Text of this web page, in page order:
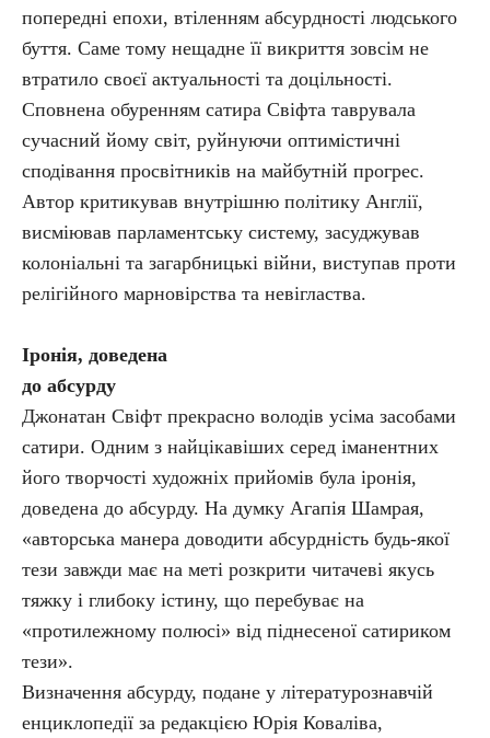
попередні епохи, втіленням абсурдності людського
буття. Саме тому нещадне її викриття зовсім не
втратило своєї актуальності та доцільності.
Сповнена обуренням сатира Свіфта таврувала
сучасний йому світ, руйнуючи оптимістичні
сподівання просвітників на майбутній прогрес.
Автор критикував внутрішню політику Англії,
висміював парламентську систему, засуджував
колоніальні та загарбницькі війни, виступав проти
релігійного марновірства та невігластва.
Іронія, доведена
до абсурду
Джонатан Свіфт прекрасно володів усіма засобами
сатири. Одним з найцікавіших серед іманентних
його творчості художніх прийомів була іронія,
доведена до абсурду. На думку Агапія Шамрая,
«авторська манера доводити абсурдність будь-якої
тези завжди має на меті розкрити читачеві якусь
тяжку і глибоку істину, що перебуває на
«протилежному полюсі» від піднесеної сатириком
тези».
Визначення абсурду, подане у літературознавчій
енциклопедії за редакцією Юрія Коваліва,